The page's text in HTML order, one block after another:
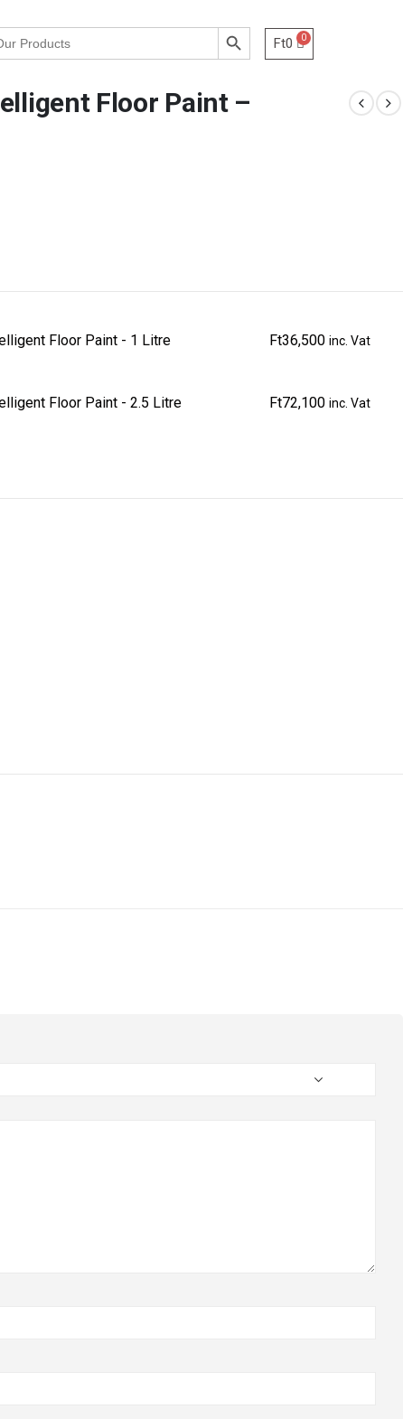
Search Button
Ft0
Floor Paint –
Floor Paint - 1 Litre Ft36,500 inc. Vat
Floor Paint - 2.5 Litre Ft72,100 inc. Vat